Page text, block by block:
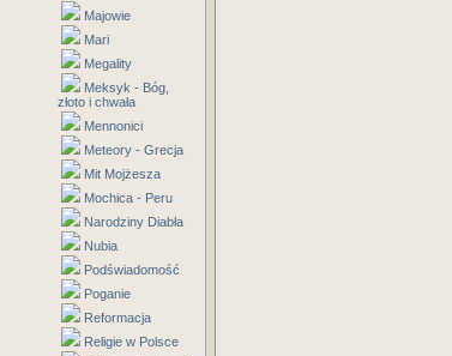
Majowie
Mari
Megality
Meksyk - Bóg,
złoto i chwała
Mennonici
Meteory - Grecja
Mit Mojżesza
Mochica - Peru
Narodziny Diabła
Nubia
Podświadomość
Poganie
Reformacja
Religie w Polsce